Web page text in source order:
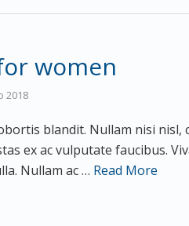
women
2018
blandit. Nullam nisi
ex ac vulputate faucibus.
Nullam ac … Read More